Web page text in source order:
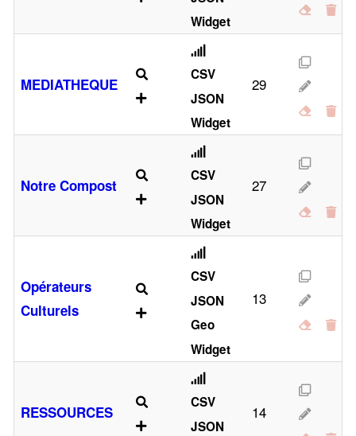
Widget
MEDIATHEQUE
CSV
JSON
Widget
29
Notre Compost
CSV
JSON
Widget
27
Opérateurs
Culturels
CSV
JSON
Geo
Widget
13
RESSOURCES
CSV
JSON
14